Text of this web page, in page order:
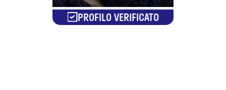
PROFILO VERIFICATO